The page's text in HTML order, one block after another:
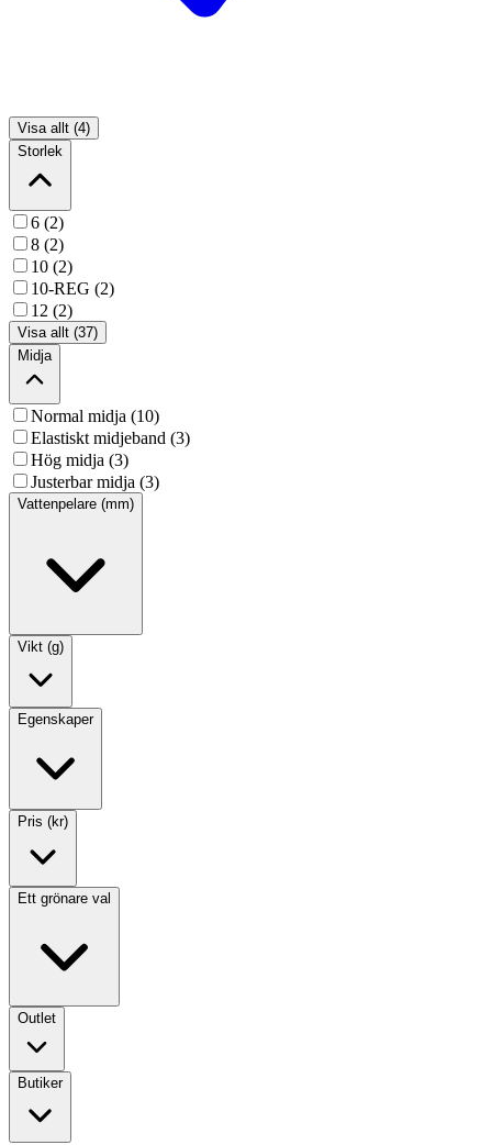
Visa allt (4)
Storlek
6 (2)
8 (2)
10 (2)
10-REG (2)
12 (2)
Visa allt (37)
Midja
Normal midja (10)
Elastiskt midjeband (3)
Hög midja (3)
Justerbar midja (3)
Vattenpelare (mm)
Vikt (g)
Egenskaper
Pris (kr)
Ett grönare val
Outlet
Butiker